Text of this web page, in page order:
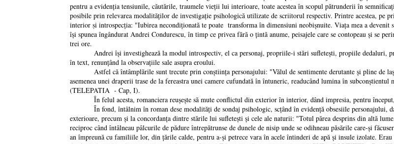
pentru a evidenția tensiunile, căutările, traumele vieții lui interioare, toate acestea în scopul pătrunderii în
posibile prin relevarea modalităților de investigație psihologică utilizate de scriitorul respectiv. Printre acestea,
interior ṣi introspecția: "Iubirea necondiționată te poate transforma în dimensiuni neobişnuite. Viața mea a
îşi spunea îngândurat Andrei Condurescu, în timp ce privea fără o țintă anume, peisajele care se contopeau şi se
trei ore.
Andrei îşi investighează la modul introspectiv, el ca personaj, propriile-i stări sufleteşti, propiile dedaluri,
în text, renunțând la observațiile sale asupra eroului.
Astfel că întâmplările sunt trecute prin conştiința personajului: "Vălul de sentimente derutante şi pline de
asemenea unei draperii trase de la fereastra unei camere cufundată în întuneric, readucând lumina în
(TELEPATIA - Cap, I).
În felul acesta, romanciera reuşeşte să mute conflictul din exterior în interior, dând impresia, pentru început,
În fond, întâlnim în roman dese modalităţi de sondaj psihologic, scțând în evidență obsesiile personajului,
exterioare, precum şi la concordanța dintre stările lui sufleteşti şi cele ale naturii: "Totul părea desprins din altă
reciproc când întâlneau pâlcurile de pădure întrepătrunse de dunele de nisip unde se odihneau păsările care-şi
an împreună cu familiile lor, din țările calde, pentru a-şi petrece vara în acele întinderi de apă şi insule izolate.